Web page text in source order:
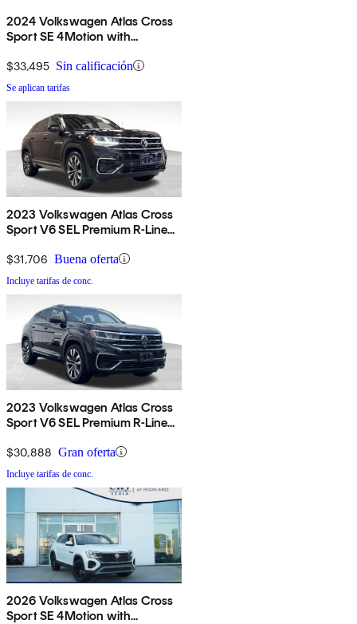
2024 Volkswagen Atlas Cross
Sport SE 4Motion with
$33,495 Sin calificación
Se aplican tarifas
2023 Volkswagen Atlas Cross
Sport V6 SEL Premium R-Line
$31,706 Buena oferta
Incluye tarifas de conc.
2023 Volkswagen Atlas Cross
Sport V6 SEL Premium R-Line
$30,888 Gran oferta
Incluye tarifas de conc.
2026 Volkswagen Atlas Cross
Sport SE 4Motion with